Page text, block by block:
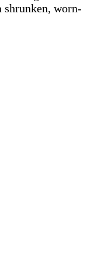
shrunken, worn-